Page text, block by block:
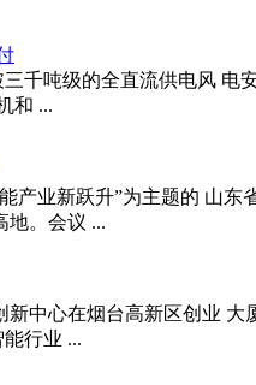
千吨级的全直流供电风
和 ...
产业新跃升”为主题的 山
地。会议 ...
新中心在烟台高新区创业
行业 ...